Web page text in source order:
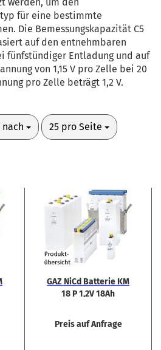
für eine bestimmte
Die Bemessungskapazität C5
auf den entnehmbaren
fünfstündiger Entladung und auf
von 1,15 V pro Zelle bei 20
pro Zelle beträgt 1,2 V.
25 pro Seite
pro Seite
GAZ NiCd Bat­te­rie KM
18 P 1,2V 18Ah
Preis auf Anfrage